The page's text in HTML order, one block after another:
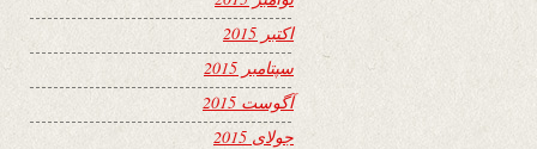
اکتبر 2015
سپتامبر 2015
آگوست 2015
جولای 2015